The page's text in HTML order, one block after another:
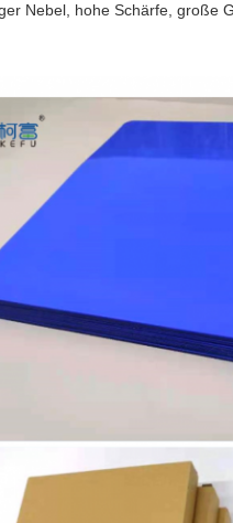
Nebel, hohe Schärfe, große